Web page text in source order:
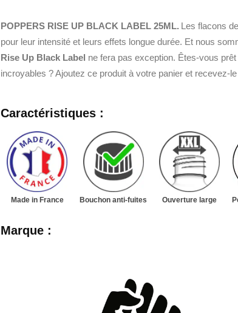
quantity
POPPERS RISE UP BLACK LABEL 25ML. Les flacons
pour leur intensité et leurs effets longue durée. Et nous
Rise Up Black Label ne fera pas exception. Êtes-vous
incroyables ? Ajoutez ce produit à votre panier et recevez-
Caractéristiques :
Made in France Bouchon anti-fuites Ouverture large
Marque :